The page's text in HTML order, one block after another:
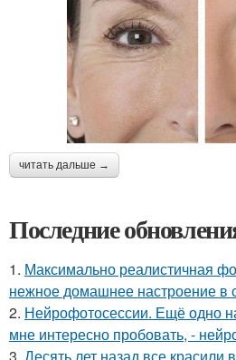
читать дальше →
Последние
1. Максимально реалистичная
нежное домашнее настроение в
2. Нейрофотосессии. Ещё одно
мне интересно пробовать, -
3. Десять лет назад все